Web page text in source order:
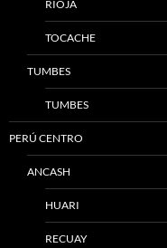
RIOJA
TOCACHE
TUMBES
TUMBES
PERÚ CENTRO
ANCASH
HUARI
RECUAY